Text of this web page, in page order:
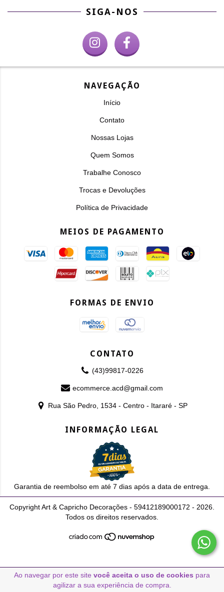
Ao navegar por este site você aceita o uso de cookies para
agilizar a sua experiência de compra.
SIGA-NOS
NAVEGAÇÃO
Início
Contato
Nossas Lojas
Quem Somos
Trabalhe Conosco
Trocas e Devoluções
Política de Privacidade
MEIOS DE PAGAMENTO
FORMAS DE ENVIO
CONTATO
(43)99817-0226
ecommerce.acd@gmail.com
Rua São Pedro, 1534 - Centro - Itararé - SP
INFORMAÇÃO LEGAL
Garantia de reembolso em até 7 dias após a data de entrega.
Copyright Art & Capricho Decorações - 59412189000172 - 2026.
Todos os direitos reservados.